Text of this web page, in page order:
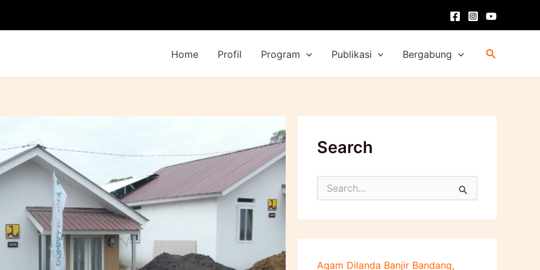
Home
Profil Program Publikasi Bergabung Cari
Search
a
u
t
Agam Dilanda Banjir Bandang,